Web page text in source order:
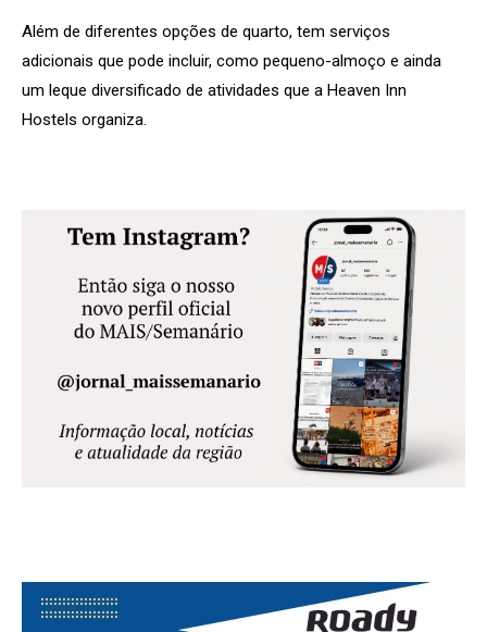
Além de diferentes opções de quarto, tem serviços
adicionais que pode incluir, como pequeno-almoço e ainda
um leque diversificado de atividades que a Heaven Inn
Hostels organiza.